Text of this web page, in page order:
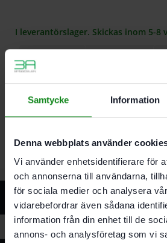
Samtycke Information
Denna webbplats använder
Vi använder enhetsidentifierare för
och annonserna till användarna,
för sociala medier och analysera
vidarebefordrar även sådana
information från din enhet till de
annons- och analysföretag som vi
I leverantörslager. Skickas inom 5-8
Relaterade